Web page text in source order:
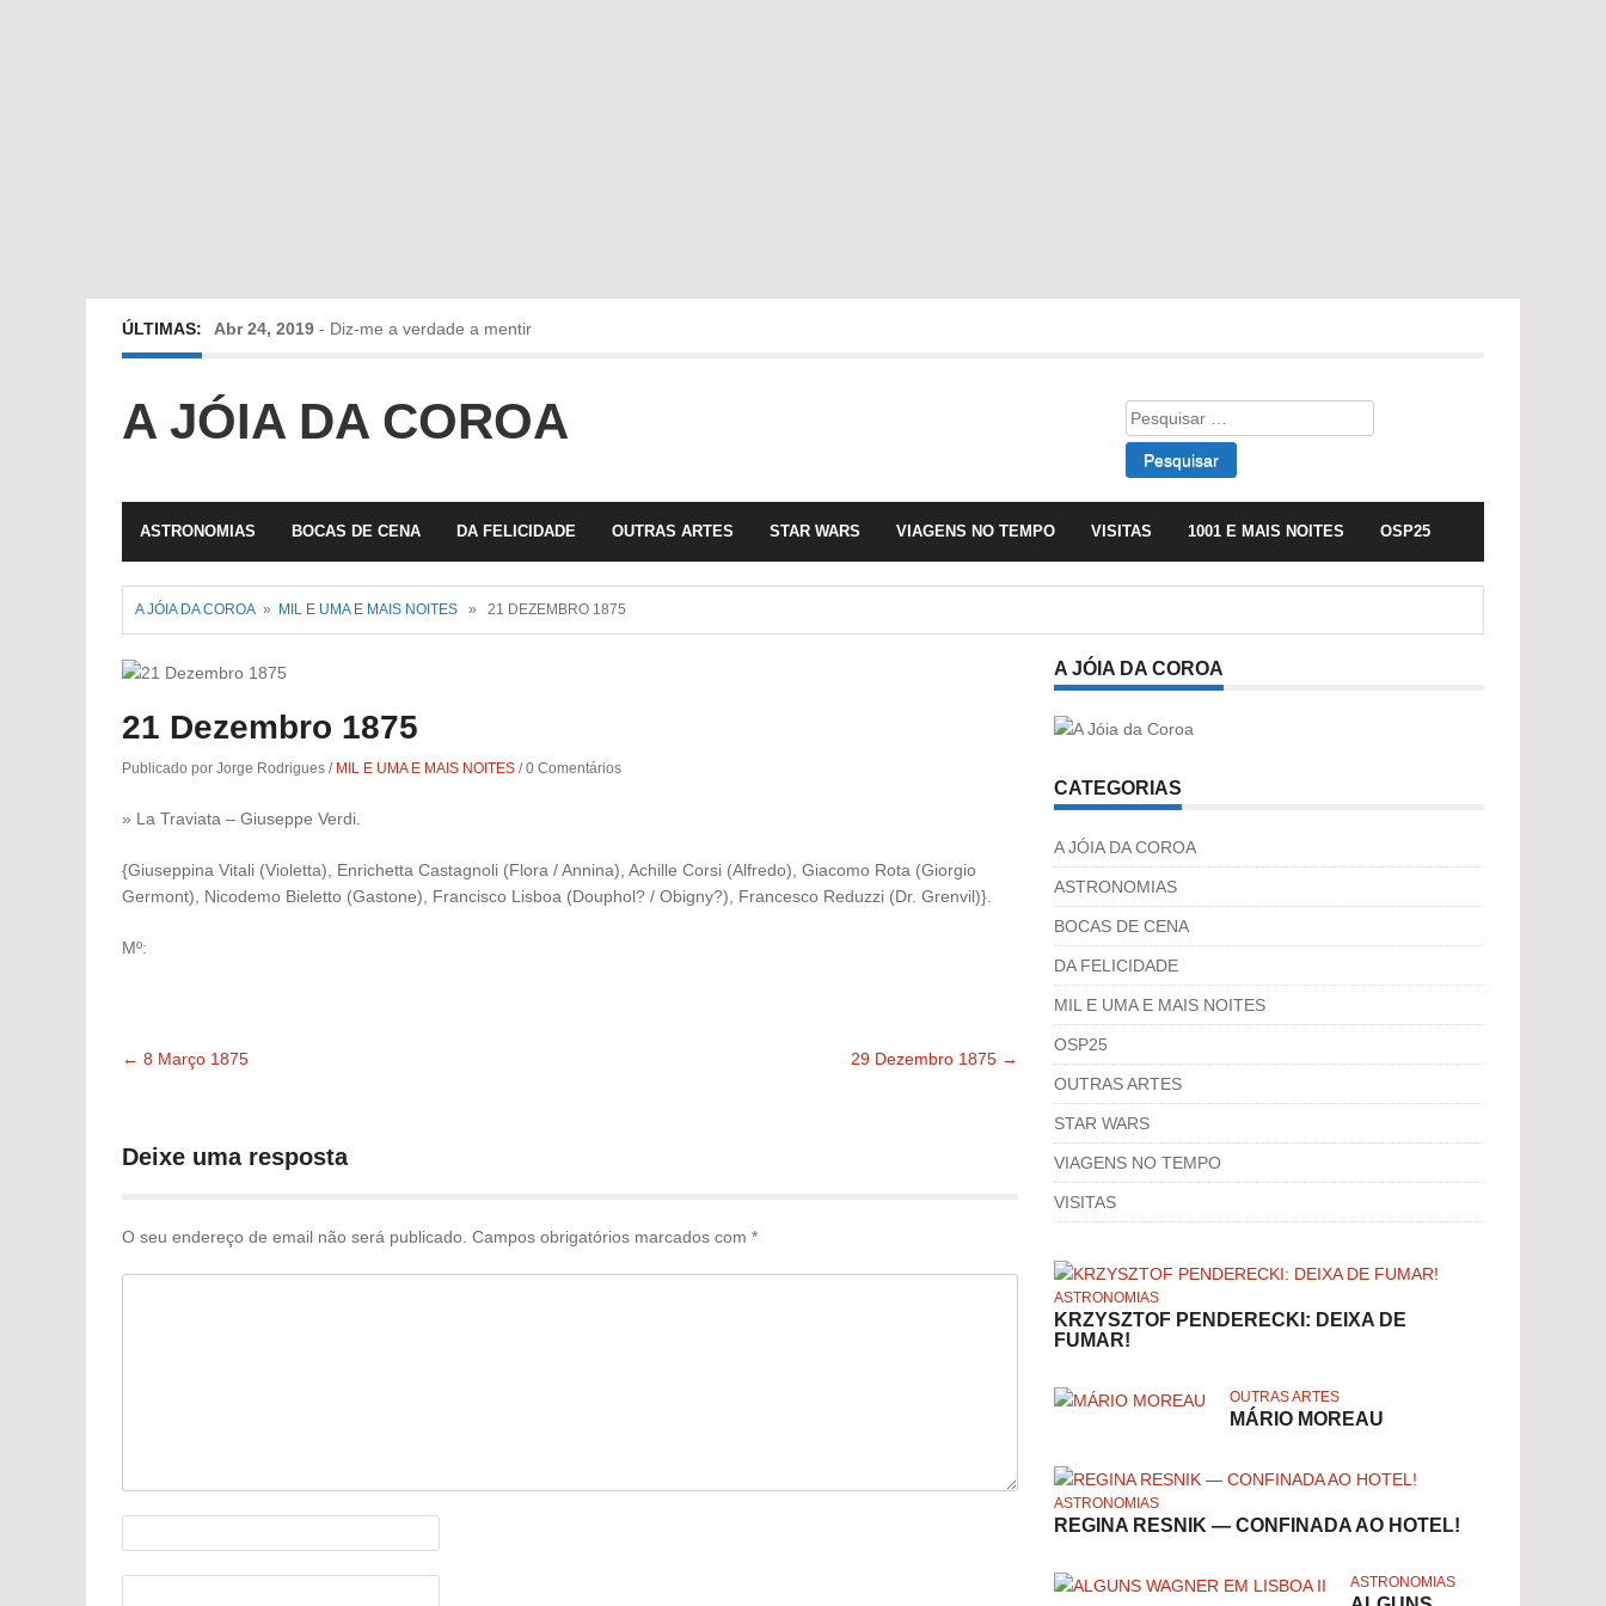
ÚLTIMAS: Abr 24, 2019 - Diz-me a verdade a mentir
A JÓIA DA COROA
Pesquisar
por:
ASTRONOMIAS BOCAS DE CENA DA FELICIDADE OUTRAS ARTES STAR WARS VIAGENS NO TEMPO VISITAS 1001 E MAIS NOITES OSP25
A JÓIA DA COROA » MIL E UMA E MAIS NOITES » 21 DEZEMBRO 1875
21 Dezembro 1875
Publicado por Jorge Rodrigues / MIL E UMA E MAIS NOITES /0 Comentários
» La Traviata – Giuseppe Verdi.
{Giuseppina Vitali (Violetta), Enrichetta Castagnoli (Flora / Annina), Achille Corsi (Alfredo), Giacomo Rota (Giorgio
Germont), Nicodemo Bieletto (Gastone), Francisco Lisboa (Douphol? / Obigny?), Francesco Reduzzi (Dr. Grenvil)}.
Mº:
pelas
publicações
← 8 Março 1875 29 Dezembro 1875 →
Deixe uma resposta
O seu endereço de email não será publicado. Campos obrigatórios marcados com *
A JÓIA DA COROA
CATEGORIAS
A JÓIA DA COROA
ASTRONOMIAS
BOCAS DE CENA
DA FELICIDADE
MIL E UMA E MAIS NOITES
OSP25
OUTRAS ARTES
STAR WARS
VIAGENS NO TEMPO
VISITAS
ASTRONOMIAS
KRZYSZTOF PENDERECKI: DEIXA DE
FUMAR!
OUTRAS ARTES
MÁRIO MOREAU
ASTRONOMIAS
REGINA RESNIK — CONFINADA AO HOTEL!
ASTRONOMIAS